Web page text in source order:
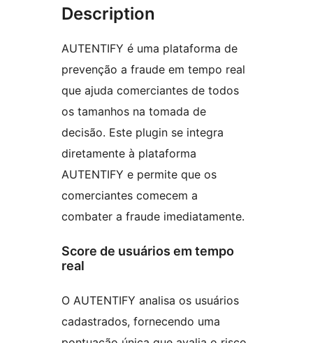
Description
AUTENTIFY é uma plataforma de
prevenção a fraude em tempo real
que ajuda comerciantes de todos
os tamanhos na tomada de
decisão. Este plugin se integra
diretamente à plataforma
AUTENTIFY e permite que os
comerciantes comecem a
combater a fraude imediatamente.
Score de usuários em tempo
real
O AUTENTIFY analisa os usuários
cadastrados, fornecendo uma